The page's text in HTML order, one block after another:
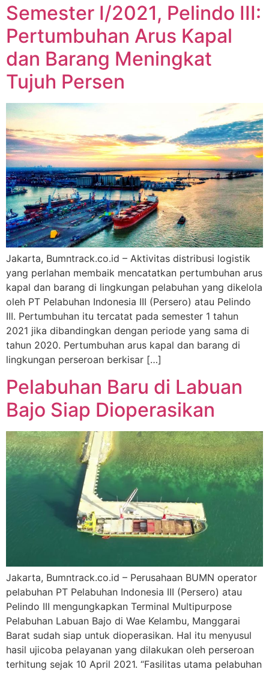
Semester I/2021, Pelindo III:
Pertumbuhan Arus Kapal
dan Barang Meningkat
Tujuh Persen
Jakarta, Bumntrack.co.id – Aktivitas distribusi logistik
yang perlahan membaik mencatatkan pertumbuhan arus
kapal dan barang di lingkungan pelabuhan yang dikelola
oleh PT Pelabuhan Indonesia III (Persero) atau Pelindo
III. Pertumbuhan itu tercatat pada semester 1 tahun
2021 jika dibandingkan dengan periode yang sama di
tahun 2020. Pertumbuhan arus kapal dan barang di
lingkungan perseroan berkisar […]
Pelabuhan Baru di Labuan
Bajo Siap Dioperasikan
Jakarta, Bumntrack.co.id – Perusahaan BUMN operator
pelabuhan PT Pelabuhan Indonesia III (Persero) atau
Pelindo III mengungkapkan Terminal Multipurpose
Pelabuhan Labuan Bajo di Wae Kelambu, Manggarai
Barat sudah siap untuk dioperasikan. Hal itu menyusul
hasil ujicoba pelayanan yang dilakukan oleh perseroan
terhitung sejak 10 April 2021. “Fasilitas utama pelabuhan